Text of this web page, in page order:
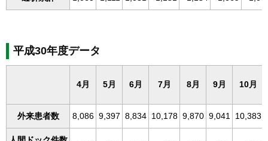
平成30年度データ
4月 5月 6月 7月 8月 9月 10月
外来患者数 8,086 9,397 8,834 10,178 9,870 9,041 10,383